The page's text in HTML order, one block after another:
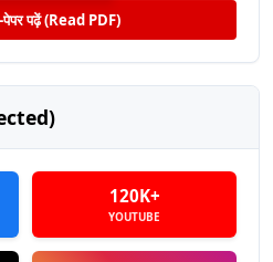
पढ़ें (Read PDF)
120K+
YOUTUBE